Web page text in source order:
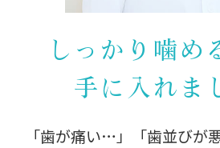
しっかり噛め
手に入れま
「歯が痛い…」「歯並びが